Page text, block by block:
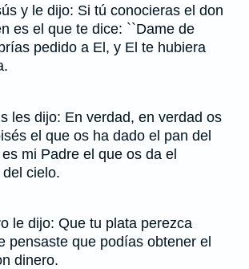
y le dijo: Si tú conocieras el don
es el que te dice: ``Dame de
pedido a El, y El te hubiera
les dijo: En verdad, en verdad os
el que os ha dado el pan del
mi Padre el que os da el
cielo.
le dijo: Que tu plata perezca
pensaste que podías obtener el
dinero.